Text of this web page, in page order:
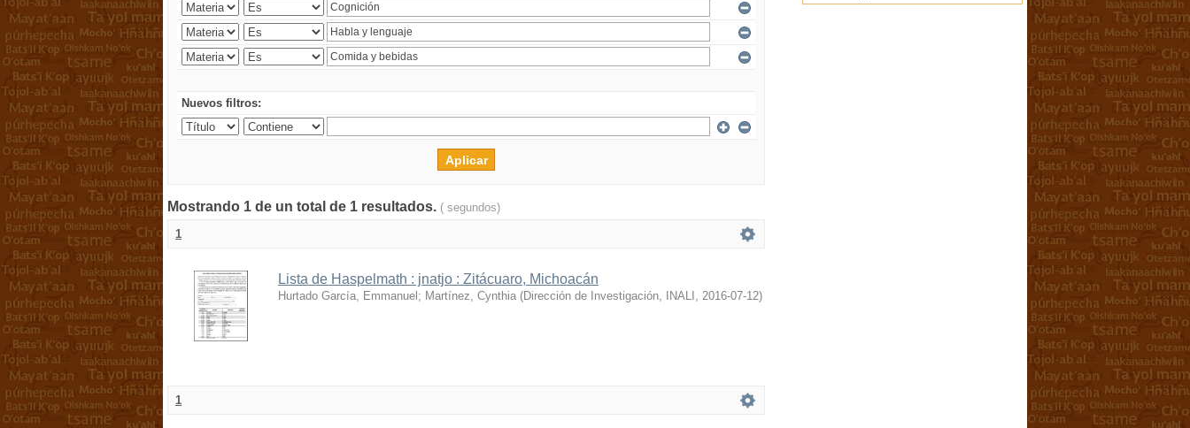
Nuevos filtros:
Mostrando 1 de un total de 1 resultados. ( segundos)
1
Lista de Haspelmath : jnatjo : Zitácuaro, Michoacán
Hurtado García, Emmanuel ; Martínez, Cynthia (Dirección de Investigación, INALI , 2016-07-12)
1